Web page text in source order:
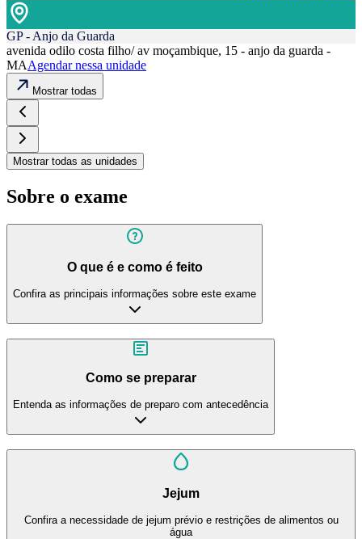
GP - Anjo da Guarda
avenida odilo costa filho/ av moçambique, 15 - anjo da guarda -
MAAgendar nessa unidade
Mostrar todas
Mostrar todas as unidades
Sobre o exame
O que é e como é feito
Confira as principais informações sobre este exame
Como se preparar
Entenda as informações de preparo com antecedência
Jejum
Confira a necessidade de jejum prévio e restrições de alimentos ou
água